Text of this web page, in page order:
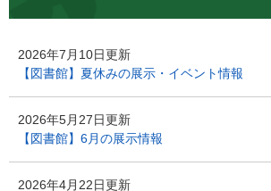
2026年7月10日更新
【図書館】夏休みの展示・イベント情報
2026年5月27日更新
【図書館】6月の展示情報
2026年4月22日更新